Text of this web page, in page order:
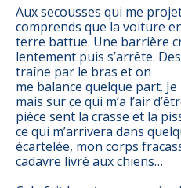
Aux secousses qui me
comprends que la voiture
terre battue. Une barrière
lentement puis s’arrête.
traîne par le bras et on
me balance quelque part.
mais sur ce qui m’a l’air
pièce sent la crasse et la
ce qui m’arrivera dans
écartelée, mon corps
cadavre livré aux chiens…